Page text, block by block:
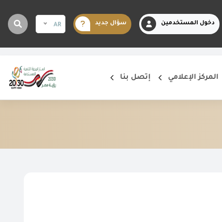
دخول المستخدمين سؤال جديد AR
المركز الإعلامي إتصل بنا